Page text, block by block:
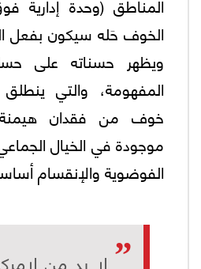
الخوف حَله سيكون بفعل
ويظهر حسناته على
المفهومة، والتي
خوف من فقدان
موجودة في الخيال
الفوضوية والإنقسام
لا بد من